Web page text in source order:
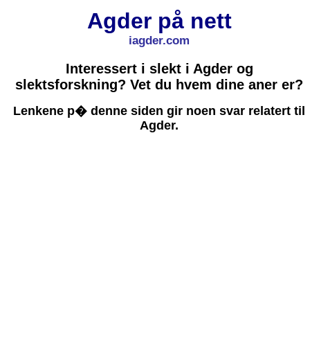
Agder på nett
iagder.com
Interessert i slekt i Agder og
slektsforskning? Vet du hvem dine aner er?
Lenkene p� denne siden gir noen svar relatert til
Agder.